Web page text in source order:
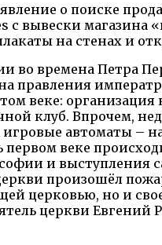
о поиске
с вывески
на стенах и
во времена Петра
правления
веке:
клуб. Впрочем,
автоматы –
веке
и выступления
произошёл
церковью, но и
церкви